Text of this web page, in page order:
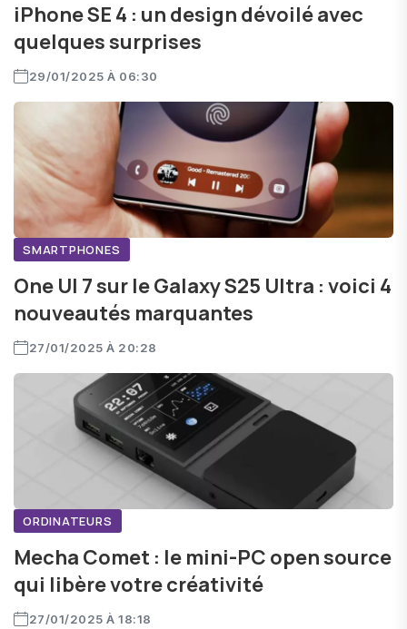
iPhone SE 4 : un design dévoilé avec
quelques surprises
29/01/2025 À 06:30
SMARTPHONES
One UI 7 sur le Galaxy S25 Ultra : voici 4
nouveautés marquantes
27/01/2025 À 20:28
ORDINATEURS
Mecha Comet : le mini-PC open source
qui libère votre créativité
27/01/2025 À 18:18